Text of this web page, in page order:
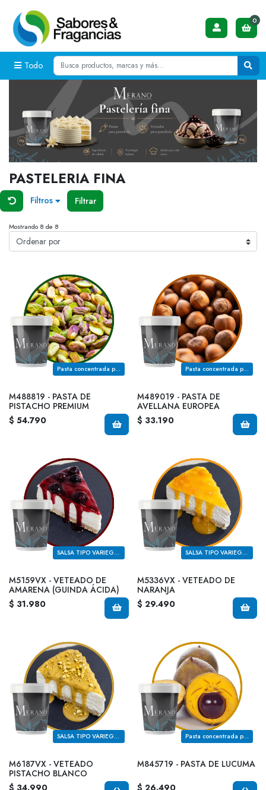
Todo
0
PASTELERIA FINA
Filtros Filtrar
Mostrando 8 de 8
Pasta concentrada para rellenos en pastelería fina
M488819 - PASTA DE
PISTACHO PREMIUM
$ 54.790
Pasta concentrada para rellenos en pastelería fina
M489019 - PASTA DE
AVELLANA EUROPEA
$ 33.190
SALSA TIPO VARIEGATO PARA TOPPINGS DE USO DIRECTO EN PASTELERÍA
M5159VX - VETEADO DE
AMARENA (GUINDA ÁCIDA)
$ 31.980
SALSA TIPO VARIEGATO PARA TOPPINGS DE USO DIRECTO EN PASTELERÍA
M5336VX - VETEADO DE
NARANJA
$ 29.490
SALSA TIPO VARIEGATO PARA TOPPINGS DE USO DIRECTO EN PASTELERÍA
M6187VX - VETEADO
PISTACHO BLANCO
$ 34.990
Pasta concentrada para rellenos en pastelería fina
M845719 - PASTA DE LUCUMA
$ 26.490